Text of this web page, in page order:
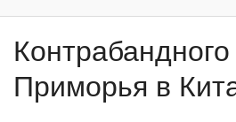
Приморья в